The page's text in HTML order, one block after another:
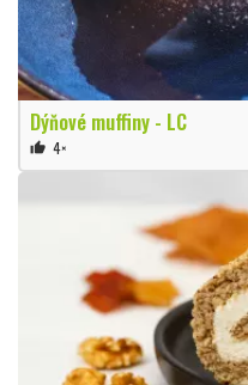
Dýňové muffiny - LC
thumb_up 4×